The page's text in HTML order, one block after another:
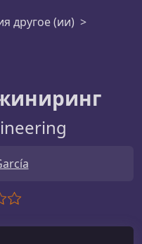
другое (ии)